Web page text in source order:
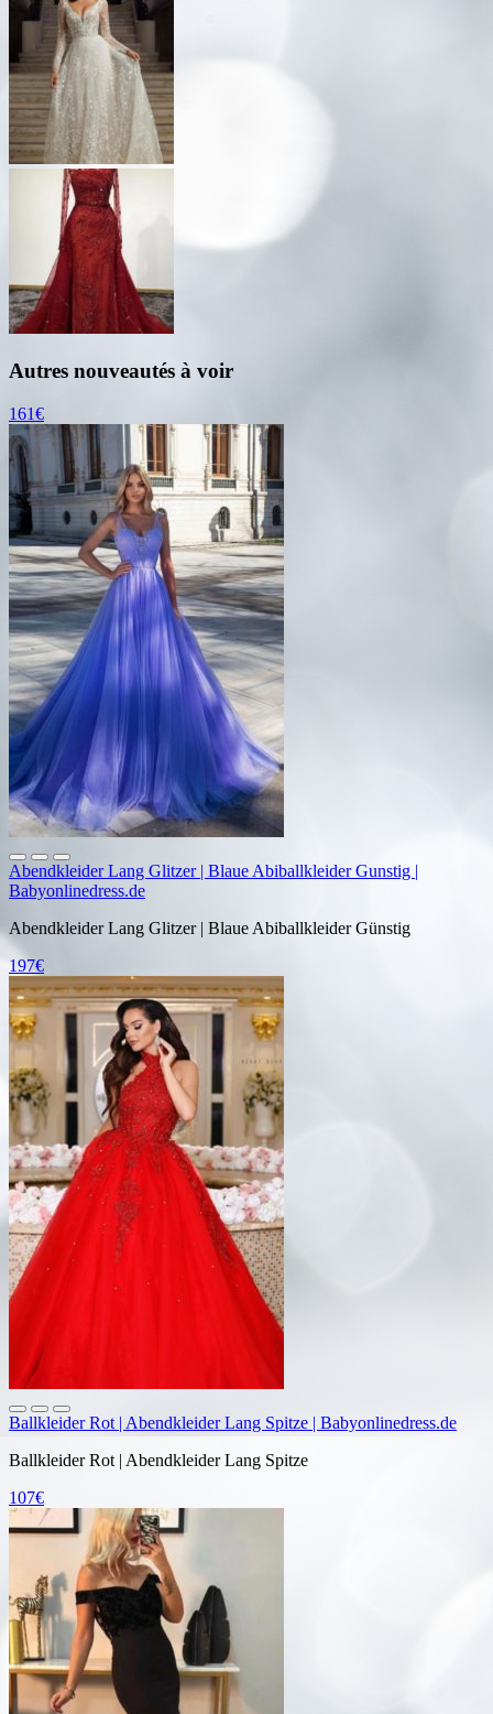
Autres nouveautés à voir
161€
Abendkleider Lang Glitzer | Blaue Abiballkleider Gunstig |
Babyonlinedress.de
Abendkleider Lang Glitzer | Blaue Abiballkleider Günstig
197€
Ballkleider Rot | Abendkleider Lang Spitze | Babyonlinedress.de
Ballkleider Rot | Abendkleider Lang Spitze
107€